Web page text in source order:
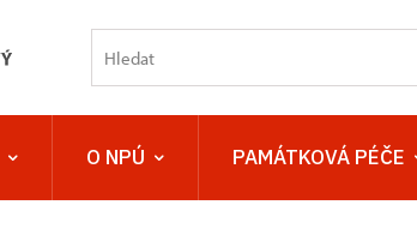
O NPÚ PAMÁTKOVÁ PÉČE